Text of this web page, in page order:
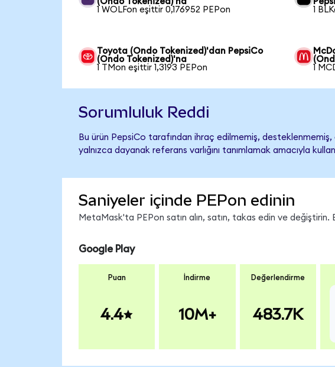
1 WOLFon eşittir 0,176952 PEPon
1
Toyota (Ondo Tokenized)'dan PepsiCo
(Ondo Tokenized)'na
1 TMon eşittir 1,3193 PEPon
1
Sorumluluk Reddi
Bu ürün PepsiCo tarafından ihraç edilmemiş,
yalnızca dayanak referans varlığını tanımlamak amacıyla
Saniyeler içinde PEPon edinin
MetaMask'ta PEPon satın alın, satın, takas edin ve değiştirin.
Google Play
Puan
4.4
İndirme
10M+
Değerlendirme
483.7K